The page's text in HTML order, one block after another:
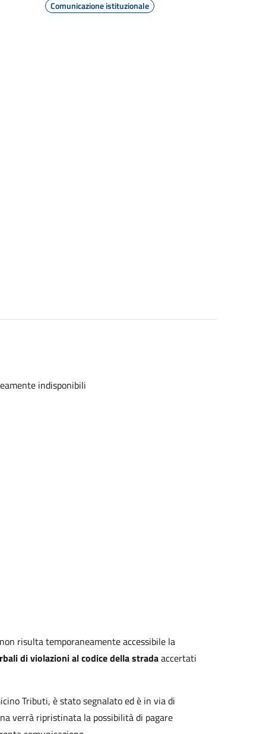
Comunicazione istituzionale
risulta temporaneamente accessibile la
di violazioni al codice della stradaaccertati
Tributi, è stato segnalato ed è in via di
verrà ripristinata la possibilità di pagare